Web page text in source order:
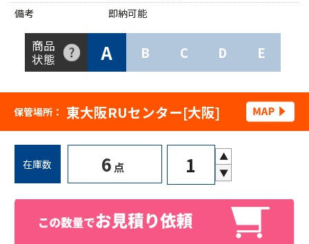
備考
即納可能
商品
状態
A B C D E
保管場所： 東大阪RUセンター[大阪]
在庫数 6 点
▲
▼